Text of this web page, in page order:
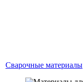
Сварочные материалы